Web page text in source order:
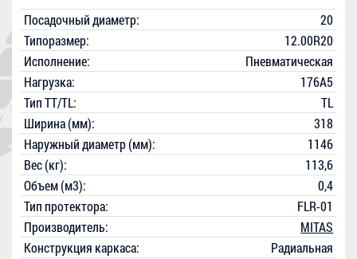
Посадочный диаметр:
20
Типоразмер:
12.00R20
Исполнение:
Пневматическая
Нагрузка:
176A5
Тип TT/TL:
TL
Ширина (мм):
318
Наружный диаметр (мм):
1146
Вес (кг):
113,6
Объем (м3):
0,4
Тип протектора:
FLR-01
Производитель:
MITAS
Конструкция каркаса:
Радиальная